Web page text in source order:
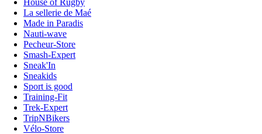
La sellerie de Maé
Made in Paradis
Nauti-wave
Pecheur-Store
Smash-Expert
Sneak'In
Sneakids
Sport is good
Training-Fit
Trek-Expert
TripNBikers
Vélo-Store